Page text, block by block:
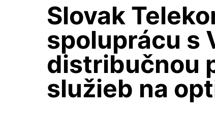
Slovak
spoluprácu s
distribučnou
služieb na